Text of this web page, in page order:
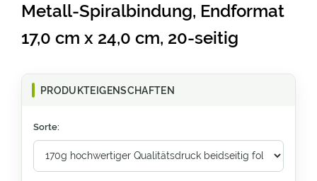
Metall-Spiralbindung, Endformat
17,0 cm x 24,0 cm, 20-seitig
PRODUKTEIGENSCHAFTEN
Sorte: